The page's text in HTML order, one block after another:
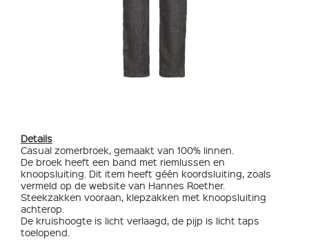
Details
Casual zomerbroek, gemaakt van 100% linnen.
De broek heeft een band met riemlussen en
knoopsluiting. Dit item heeft géén koordsluiting, zoals
vermeld op de website van Hannes Roether.
Steekzakken vooraan, klepzakken met knoopsluiting
achterop.
De kruishoogte is licht verlaagd, de pijp is licht taps
toelopend.